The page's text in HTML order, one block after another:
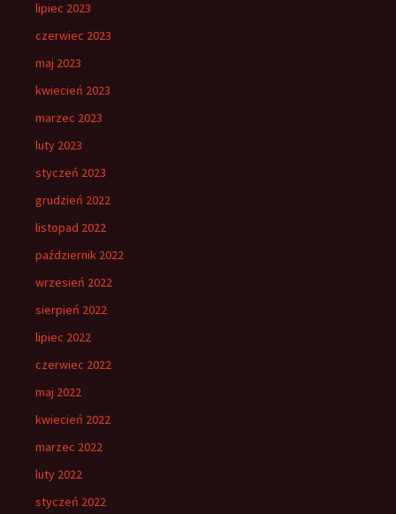
lipiec 2023
czerwiec 2023
maj 2023
kwiecień 2023
marzec 2023
luty 2023
styczeń 2023
grudzień 2022
listopad 2022
październik 2022
wrzesień 2022
sierpień 2022
lipiec 2022
czerwiec 2022
maj 2022
kwiecień 2022
marzec 2022
luty 2022
styczeń 2022